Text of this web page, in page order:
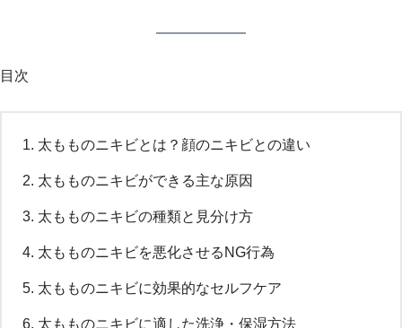
目次
太もものニキビとは？顔のニキビとの違い
太もものニキビができる主な原因
太もものニキビの種類と見分け方
太もものニキビを悪化させるNG行為
太もものニキビに効果的なセルフケア
太もものニキビに適した洗浄・保湿方法